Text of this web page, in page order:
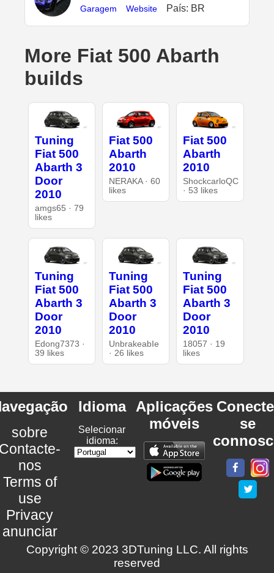
Garagem Website País: BR
More Fiat 500 Abarth
builds
Tuning
Fiat 500
Abarth 3
Door
2010
amgs65 · 79
likes
Fiat 500
Abarth
2010
NERAKA · 60
likes
Fiat 500
Abarth
2010
ShockcarloQC
· 53 likes
Tuning
Fiat 500
Abarth 3
Door
2010
Edong7373 ·
39 likes
Tuning
Fiat 500
Abarth 3
Door
2010
UnbrakeabIe
· 26 likes
Tuning
Fiat 500
Abarth 3
Door
2010
18057 · 19
likes
sobre
nos
Terms of
use
Privacy
anunciar
Idioma
Selecionar
idioma:
Aplicações
móveis
se
Copyright © 2023 3DTuning LLC. All rights
reserved